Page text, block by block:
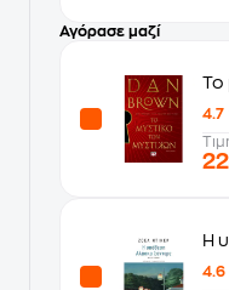
Αγόρασε μαζί
Το
4.7
22
Η
4.6